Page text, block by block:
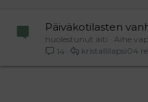
Päiväkotilasten
huolestunut äiti
Aihe
14
kristallilapsi04